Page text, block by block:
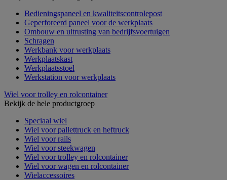
Bedieningspaneel en kwaliteitscontrolepost
Geperforeerd paneel voor de werkplaats
Ombouw en uitrusting van bedrijfsvoertuigen
Schragen
Werkbank voor werkplaats
Werkplaatskast
Werkplaatsstoel
Werkstation voor werkplaats
Wiel voor trolley en rolcontainer
Bekijk de hele productgroep
Speciaal wiel
Wiel voor pallettruck en heftruck
Wiel voor rails
Wiel voor steekwagen
Wiel voor trolley en rolcontainer
Wiel voor wagen en rolcontainer
Wielaccessoires